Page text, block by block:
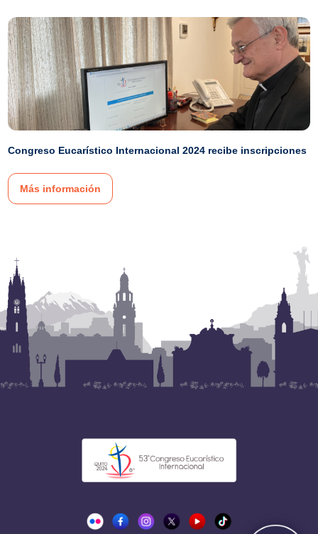
Congreso Eucarístico Internacional 2024 recibe inscripciones
Más información